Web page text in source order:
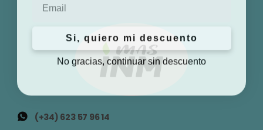
(+34) 623 57 96 14
Si, quiero mi descuento
No gracias, continuar sin descuento